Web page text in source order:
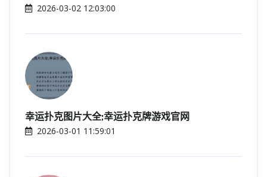
2026-03-02 12:03:00
幸运扑克图片大全;幸运扑克牌游戏官网
2026-03-01 11:59:01